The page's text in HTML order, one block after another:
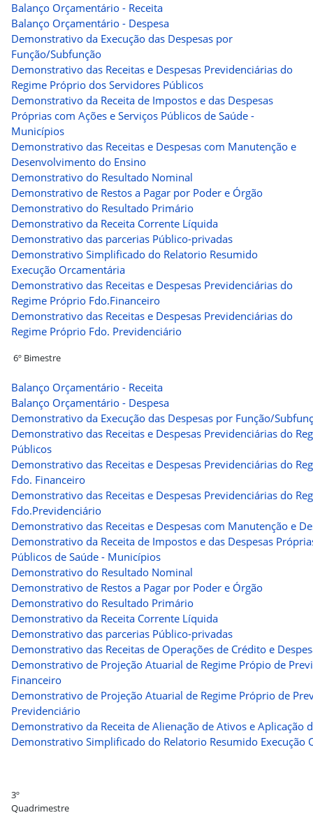
Balanço Orçamentário - Receita
Balanço Orçamentário - Despesa
Demonstrativo da Execução das Despesas por
Função/Subfunção
Demonstrativo das Receitas e Despesas Previdenciárias do
Regime Próprio dos Servidores Públicos
Demonstrativo da Receita de Impostos e das Despesas
Próprias com Ações e Serviços Públicos de Saúde -
Municípios
Demonstrativo das Receitas e Despesas com Manutenção e
Desenvolvimento do Ensino
Demonstrativo do Resultado Nominal
Demonstrativo de Restos a Pagar por Poder e Órgão
Demonstrativo do Resultado Primário
Demonstrativo da Receita Corrente Líquida
Demonstrativo das parcerias Público-privadas
Demonstrativo Simplificado do Relatorio Resumido
Execução Orcamentária
Demonstrativo das Receitas e Despesas Previdenciárias do
Regime Próprio Fdo.Financeiro
Demonstrativo das Receitas e Despesas Previdenciárias do
Regime Próprio Fdo. Previdenciário
6º Bimestre
Balanço Orçamentário - Receita
Balanço Orçamentário - Despesa
Demonstrativo da Execução das Despesas por Função/
Demonstrativo das Receitas e Despesas Previdenciárias do
Públicos
Demonstrativo das Receitas e Despesas Previdenciárias do
Fdo. Financeiro
Demonstrativo das Receitas e Despesas Previdenciárias do
Fdo.Previdenciário
Demonstrativo das Receitas e Despesas com Manutenção e
Demonstrativo da Receita de Impostos e das Despesas
Públicos de Saúde - Municípios
Demonstrativo do Resultado Nominal
Demonstrativo de Restos a Pagar por Poder e Órgão
Demonstrativo do Resultado Primário
Demonstrativo da Receita Corrente Líquida
Demonstrativo das parcerias Público-privadas
Demonstrativo das Receitas de Operações de Crédito e
Demonstrativo de Projeção Atuarial de Regime Própio de
Financeiro
Demonstrativo de Projeção Atuarial de Regime Próprio de
Previdenciário
Demonstrativo da Receita de Alienação de Ativos e Aplicação
Demonstrativo Simplificado do Relatorio Resumido Execução
3º